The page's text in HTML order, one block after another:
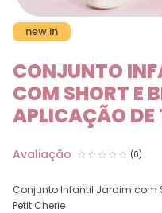
new in
CONJUNTO
COM SHORT E
APLICAÇÃO DE
(0)
Conjunto Infantil Jardim com
Petit Cherie